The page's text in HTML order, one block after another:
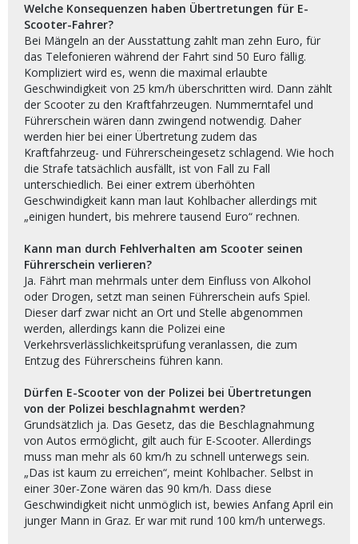
Welche Konsequenzen haben Übertretungen für E-
Scooter-Fahrer?
Bei Mängeln an der Ausstattung zahlt man zehn Euro, für
das Telefonieren während der Fahrt sind 50 Euro fällig.
Kompliziert wird es, wenn die maximal erlaubte
Geschwindigkeit von 25 km/h überschritten wird. Dann zählt
der Scooter zu den Kraftfahrzeugen. Nummerntafel und
Führerschein wären dann zwingend notwendig. Daher
werden hier bei einer Übertretung zudem das
Kraftfahrzeug- und Führerscheingesetz schlagend. Wie hoch
die Strafe tatsächlich ausfällt, ist von Fall zu Fall
unterschiedlich. Bei einer extrem überhöhten
Geschwindigkeit kann man laut Kohlbacher allerdings mit
„einigen hundert, bis mehrere tausend Euro“ rechnen.
Kann man durch Fehlverhalten am Scooter seinen
Führerschein verlieren?
Ja. Fährt man mehrmals unter dem Einfluss von Alkohol
oder Drogen, setzt man seinen Führerschein aufs Spiel.
Dieser darf zwar nicht an Ort und Stelle abgenommen
werden, allerdings kann die Polizei eine
Verkehrsverlässlichkeitsprüfung veranlassen, die zum
Entzug des Führerscheins führen kann.
Dürfen E-Scooter von der Polizei bei Übertretungen
von der Polizei beschlagnahmt werden?
Grundsätzlich ja. Das Gesetz, das die Beschlagnahmung
von Autos ermöglicht, gilt auch für E-Scooter. Allerdings
muss man mehr als 60 km/h zu schnell unterwegs sein.
„Das ist kaum zu erreichen“, meint Kohlbacher. Selbst in
einer 30er-Zone wären das 90 km/h. Dass diese
Geschwindigkeit nicht unmöglich ist, bewies Anfang April ein
junger Mann in Graz. Er war mit rund 100 km/h unterwegs.